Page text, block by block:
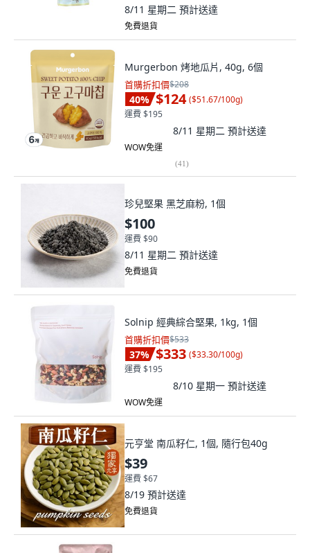
8/11 星期二 預計送達
免費退貨
Murgerbon 烤地瓜片, 40g, 6個
首購折扣價$208
40% $124 ($51.67/100g)
運費 $195
8/11 星期二 預計送達
WOW免運
(41)
珍兒堅果 黑芝麻粉, 1個
$100
運費 $90
8/11 星期二 預計送達
免費退貨
Solnip 經典綜合堅果, 1kg, 1個
首購折扣價$533
37% $333 ($33.30/100g)
運費 $195
8/10 星期一 預計送達
WOW免運
元亨堂 南瓜籽仁, 1個, 隨行包40g
$39
運費 $67
8/19 預計送達
免費退貨